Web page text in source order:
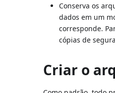
Conserva os
dados em um
corresponde.
cópias de
Criar o